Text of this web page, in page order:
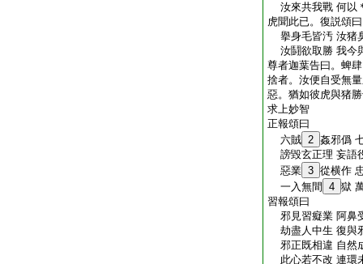
汝來共我戰 何以
虎聞此已。復説頌曰
擧身毛皆汚 汝猪
汝鬪欲取勝 我今
尊者迦葉告曰。蜱
捨者。汝便自受無
惡。猶如彼虎與猪
求上妙智
正報頌曰
六賊 2 姦邪僞
謗毀玄正理 妄語
惡業 3 從横作
一入無間
4 獄
習報頌曰
邪見習癡業 阿鼻
劫盡人中生 復與
邪正既相違 自然
此心若不改 連環